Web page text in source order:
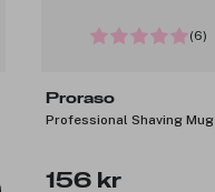
(6)
Proraso
Professional Shaving Mug
156 kr